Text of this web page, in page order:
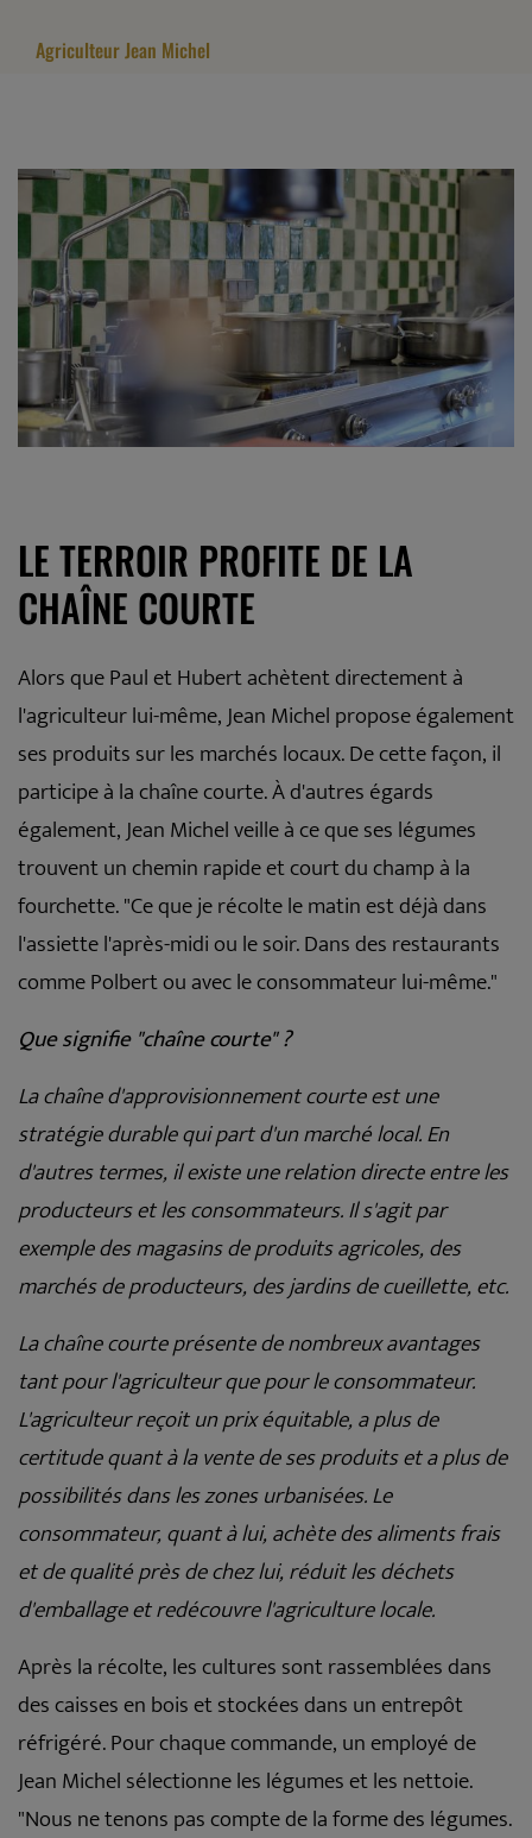
Agriculteur Jean Michel
LE TERROIR PROFITE DE LA
CHAÎNE COURTE
Alors que Paul et Hubert achètent directement à
l'agriculteur lui-même, Jean Michel propose également
ses produits sur les marchés locaux. De cette façon, il
participe à la chaîne courte. À d'autres égards
également, Jean Michel veille à ce que ses légumes
trouvent un chemin rapide et court du champ à la
fourchette. "Ce que je récolte le matin est déjà dans
l'assiette l'après-midi ou le soir. Dans des restaurants
comme Polbert ou avec le consommateur lui-même."
Que signifie "chaîne courte" ?
La chaîne d'approvisionnement courte est une
stratégie durable qui part d'un marché local. En
d'autres termes, il existe une relation directe entre les
producteurs et les consommateurs. Il s'agit par
exemple des magasins de produits agricoles, des
marchés de producteurs, des jardins de cueillette, etc.
La chaîne courte présente de nombreux avantages
tant pour l'agriculteur que pour le consommateur.
L'agriculteur reçoit un prix équitable, a plus de
certitude quant à la vente de ses produits et a plus de
possibilités dans les zones urbanisées. Le
consommateur, quant à lui, achète des aliments frais
et de qualité près de chez lui, réduit les déchets
d'emballage et redécouvre l'agriculture locale.
Après la récolte, les cultures sont rassemblées dans
des caisses en bois et stockées dans un entrepôt
réfrigéré. Pour chaque commande, un employé de
Jean Michel sélectionne les légumes et les nettoie.
"Nous ne tenons pas compte de la forme des légumes.